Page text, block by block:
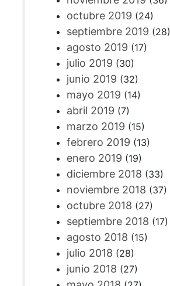
octubre 2019 (24)
septiembre 2019 (28)
agosto 2019 (17)
julio 2019 (30)
junio 2019 (32)
mayo 2019 (14)
abril 2019 (7)
marzo 2019 (15)
febrero 2019 (13)
enero 2019 (19)
diciembre 2018 (33)
noviembre 2018 (37)
octubre 2018 (27)
septiembre 2018 (17)
agosto 2018 (15)
julio 2018 (28)
junio 2018 (27)